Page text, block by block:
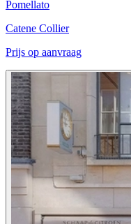
Pomellato
Catene Collier
Prijs op aanvraag